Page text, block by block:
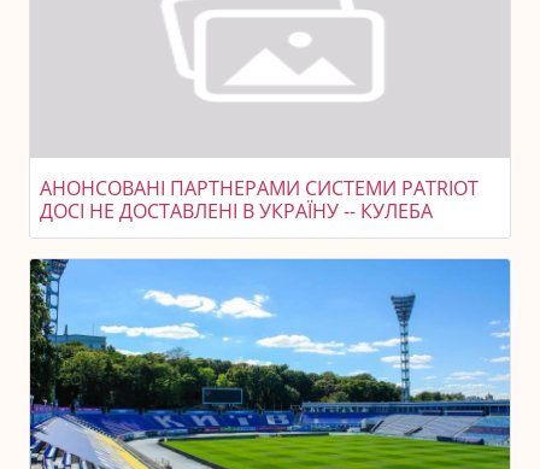
АНОНСОВАНІ ПАРТНЕРАМИ СИСТЕМИ PATRIOT
ДОСІ НЕ ДОСТАВЛЕНІ В УКРАЇНУ -- КУЛЕБА